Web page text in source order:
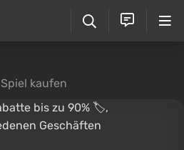
Spiel kaufen